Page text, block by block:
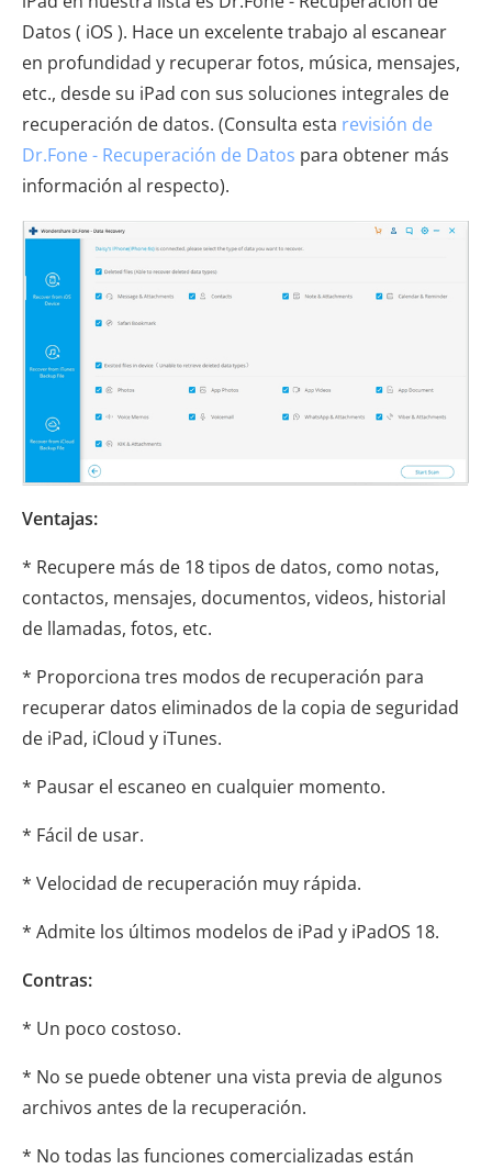
Datos ( iOS ). Hace un excelente trabajo al escanear
en profundidad y recuperar fotos, música, mensajes,
etc., desde su iPad con sus soluciones integrales de
recuperación de datos. (Consulta esta revisión de
Dr.Fone - Recuperación de Datos para obtener más
información al respecto).
Ventajas:
* Recupere más de 18 tipos de datos, como notas,
contactos, mensajes, documentos, videos, historial
de llamadas, fotos, etc.
* Proporciona tres modos de recuperación para
recuperar datos eliminados de la copia de seguridad
de iPad, iCloud y iTunes.
* Pausar el escaneo en cualquier momento.
* Fácil de usar.
* Velocidad de recuperación muy rápida.
* Admite los últimos modelos de iPad y iPadOS 18.
Contras:
* Un poco costoso.
* No se puede obtener una vista previa de algunos
archivos antes de la recuperación.
* No todas las funciones comercializadas están